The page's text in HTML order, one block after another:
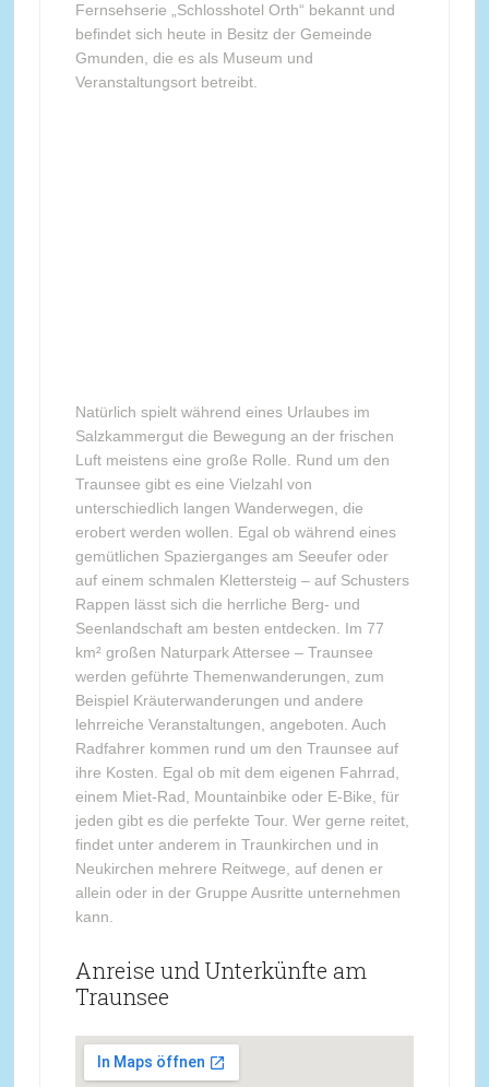
Fernsehserie „Schlosshotel Orth“ bekannt und
befindet sich heute in Besitz der Gemeinde
Gmunden, die es als Museum und
Veranstaltungsort betreibt.
Natürlich spielt während eines Urlaubes im
Salzkammergut die Bewegung an der frischen
Luft meistens eine große Rolle. Rund um den
Traunsee gibt es eine Vielzahl von
unterschiedlich langen Wanderwegen, die
erobert werden wollen. Egal ob während eines
gemütlichen Spazierganges am Seeufer oder
auf einem schmalen Klettersteig – auf Schusters
Rappen lässt sich die herrliche Berg- und
Seenlandschaft am besten entdecken. Im 77
km² großen Naturpark Attersee – Traunsee
werden geführte Themenwanderungen, zum
Beispiel Kräuterwanderungen und andere
lehrreiche Veranstaltungen, angeboten. Auch
Radfahrer kommen rund um den Traunsee auf
ihre Kosten. Egal ob mit dem eigenen Fahrrad,
einem Miet-Rad, Mountainbike oder E-Bike, für
jeden gibt es die perfekte Tour. Wer gerne reitet,
findet unter anderem in Traunkirchen und in
Neukirchen mehrere Reitwege, auf denen er
allein oder in der Gruppe Ausritte unternehmen
kann.
Anreise und Unterkünfte am
Traunsee